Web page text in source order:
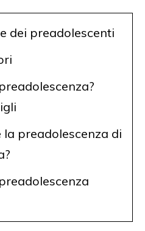
dei preadolescenti
preadolescenza di